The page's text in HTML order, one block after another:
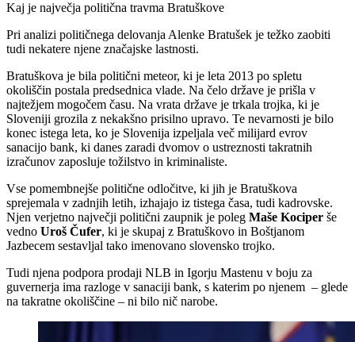
Kaj je največja politična travma Bratuškove
Pri analizi političnega delovanja Alenke Bratušek je težko zaobiti
tudi nekatere njene značajske lastnosti.
Bratuškova je bila politični meteor, ki je leta 2013 po spletu
okoliščin postala predsednica vlade. Na čelo države je prišla v
najtežjem mogočem času. Na vrata države je trkala trojka, ki je
Sloveniji grozila z nekakšno prisilno upravo. Te nevarnosti je bilo
konec istega leta, ko je Slovenija izpeljala več milijard evrov
sanacijo bank, ki danes zaradi dvomov o ustreznosti takratnih
izračunov zaposluje tožilstvo in kriminaliste.
Vse pomembnejše politične odločitve, ki jih je Bratuškova
sprejemala v zadnjih letih, izhajajo iz tistega časa, tudi kadrovske.
Njen verjetno največji politični zaupnik je poleg Maše Kociper še
vedno Uroš Čufer, ki je skupaj z Bratuškovo in Boštjanom
Jazbecem sestavljal tako imenovano slovensko trojko.
Tudi njena podpora prodaji NLB in Igorju Mastenu v boju za
guvernerja ima razloge v sanaciji bank, s katerim po njenem – glede
na takratne okoliščine – ni bilo nič narobe.